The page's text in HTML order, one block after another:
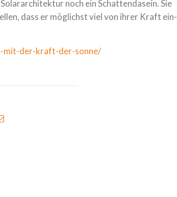
noch ein Schattendasein. Sie
dass er mög­lichst viel von ihrer Kraft ein­
mit-der-kraft-der-sonne/